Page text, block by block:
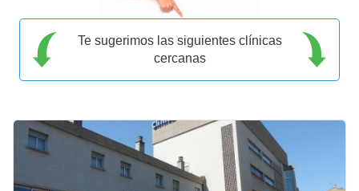
Te sugerimos las siguientes clínicas
cercanas